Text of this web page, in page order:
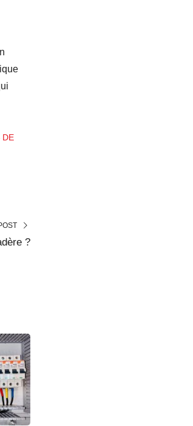
DE
?